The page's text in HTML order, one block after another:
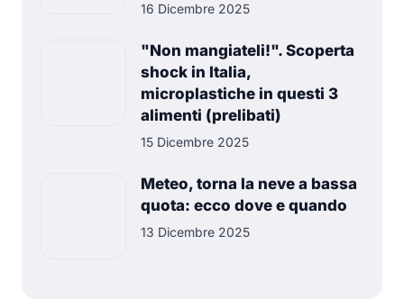
16 Dicembre 2025
"Non mangiateli!". Scoperta
shock in Italia,
microplastiche in questi 3
alimenti (prelibati)
15 Dicembre 2025
Meteo, torna la neve a bassa
quota: ecco dove e quando
13 Dicembre 2025